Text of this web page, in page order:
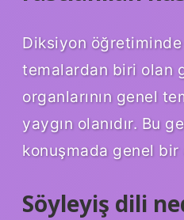
Diksiyon
temalardan biri olan
organlarının genel
yaygın olanıdır. Bu
konuşmada genel
Söyleyiş dili